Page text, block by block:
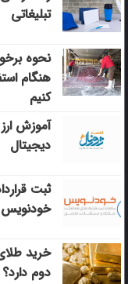
تبلیغاتی
نحوه
هنگام
کنیم
آموزش
دیجیتال
ثبت
خودنویس
خرید
دوم دارد؟